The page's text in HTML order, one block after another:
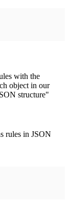
with the
object in our
structure"
rules in JSON